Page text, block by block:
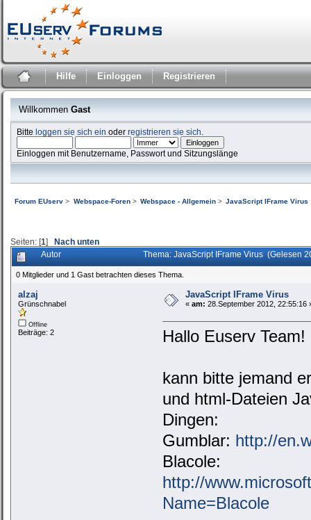
Hilfe Einloggen Registrieren
Willkommen Gast
Bitteloggen sie sich ein oderregistrieren sie sich
Einloggen mit Benutzername, Passwort und Sitzungslänge
Forum EUserv > Webspace-Foren> Webspace - Allgemein> JavaScript IFrame Virus
Seiten: [1] Nach unten
Autor Thema: JavaScript IFrame Virus (Gelesen
0 Mitglieder und 1 Gast betrachten dieses Thema.
alzaj
Grünschnabel
Offline
Beiträge: 2
JavaScript IFrame Virus
« am: 28.September 2012, 22:55:16
Hallo Euserv Team!
kann bitte jemand
und html-Dateien
Dingen:
Gumblar: http://
Blacole:
http://
Name=Blacole